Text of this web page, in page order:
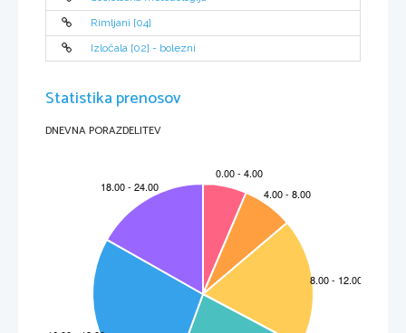
a) S pomočjo vira 7 ugotovi, kam se je pred barbarskimi ljudstvi zateklo staro – rimsko
    prebivalstvo.
c) Oglej si sliko na str. 91. Kakšne novosti so se pojavile v načinu trgovanja?
Rimljani [04]
Izločala [02] - bolezni
Statistika prenosov
DNEVNA PORAZDELITEV